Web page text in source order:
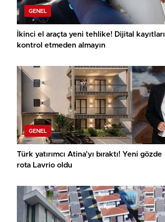
GENEL
İkinci el araçta yeni tehlike! Dijital kayıtları
kontrol etmeden almayın
GENEL
Türk yatırımcı Atina’yı bıraktı! Yeni gözde
rota Lavrio oldu